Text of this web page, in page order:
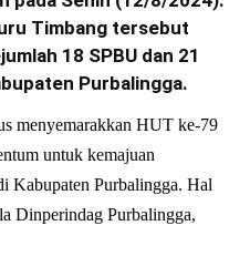
Timbang tersebut
18 SPBU dan 21
Purbalingga.
menyemarakkan HUT ke-79
untuk kemajuan
Kabupaten Purbalingga. Hal
Dinperindag Purbalingga,